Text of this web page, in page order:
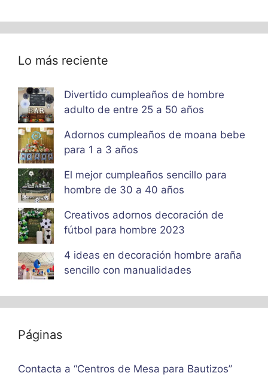
Lo más reciente
Divertido cumpleaños de hombre
adulto de entre 25 a 50 años
Adornos cumpleaños de moana bebe
para 1 a 3 años
El mejor cumpleaños sencillo para
hombre de 30 a 40 años
Creativos adornos decoración de
fútbol para hombre 2023
4 ideas en decoración hombre araña
sencillo con manualidades
Páginas
Contacta a “Centros de Mesa para Bautizos”